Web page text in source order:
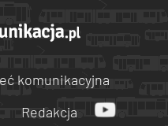
komunikacyjna
Redakcja